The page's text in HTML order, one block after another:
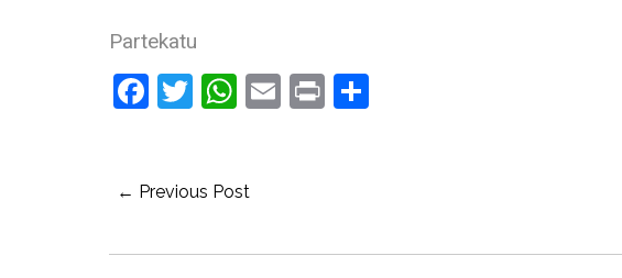
Partekatu
Facebook
Twitter
WhatsApp
Email
PrintCompartir
← Previous Post